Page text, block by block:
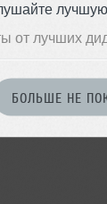
лучшую
от лучших
БОЛЬШЕ НЕ